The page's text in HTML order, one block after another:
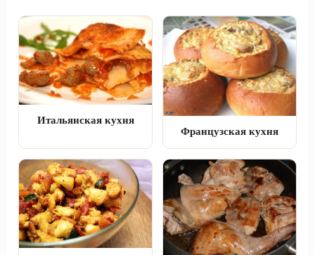
Итальянская кухня
Французская кухня